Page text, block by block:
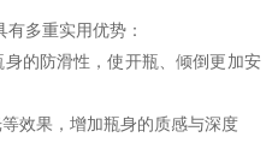
多重实用优势：
的防滑性，使开瓶、倾倒更加安
效果，增加瓶身的质感与深度